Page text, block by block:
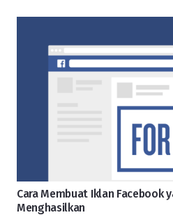
Cara Membuat Iklan Facebook
Menghasilkan